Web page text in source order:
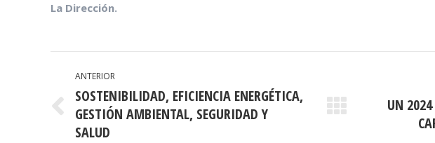
La Dirección.
NAVEGACIÓN
ENTRE
PUBLICACIONES
ANTERIOR
Publicación
anterior:
SOSTENIBILIDAD, EFICIENCIA ENERGÉTICA,
GESTIÓN AMBIENTAL, SEGURIDAD Y
SALUD
Publicación
UN 2024